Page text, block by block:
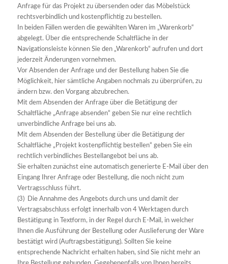
Anfrage für das Projekt zu übersenden oder das Möbelstück
rechtsverbindlich und kostenpflichtig zu bestellen.
In beiden Fällen werden die gewählten Waren im „Warenkorb“
abgelegt. Über die entsprechende Schaltfläche in der
Navigationsleiste können Sie den „Warenkorb“ aufrufen und dort
jederzeit Änderungen vornehmen.
Vor Absenden der Anfrage und der Bestellung haben Sie die
Möglichkeit, hier sämtliche Angaben nochmals zu überprüfen, zu
ändern bzw. den Vorgang abzubrechen.
Mit dem Absenden der Anfrage über die Betätigung der
Schaltfläche „Anfrage absenden“ geben Sie nur eine rechtlich
unverbindliche Anfrage bei uns ab.
Mit dem Absenden der Bestellung über die Betätigung der
Schaltfläche „Projekt kostenpflichtig bestellen“ geben Sie ein
rechtlich verbindliches Bestellangebot bei uns ab.
Sie erhalten zunächst eine automatisch generierte E-Mail über den
Eingang Ihrer Anfrage oder Bestellung, die noch nicht zum
Vertragsschluss führt.
(3) Die Annahme des Angebots durch uns und damit der
Vertragsabschluss erfolgt innerhalb von 4 Werktagen durch
Bestätigung in Textform, in der Regel durch E-Mail, in welcher
Ihnen die Ausführung der Bestellung oder Auslieferung der Ware
bestätigt wird (Auftragsbestätigung). Sollten Sie keine
entsprechende Nachricht erhalten haben, sind Sie nicht mehr an